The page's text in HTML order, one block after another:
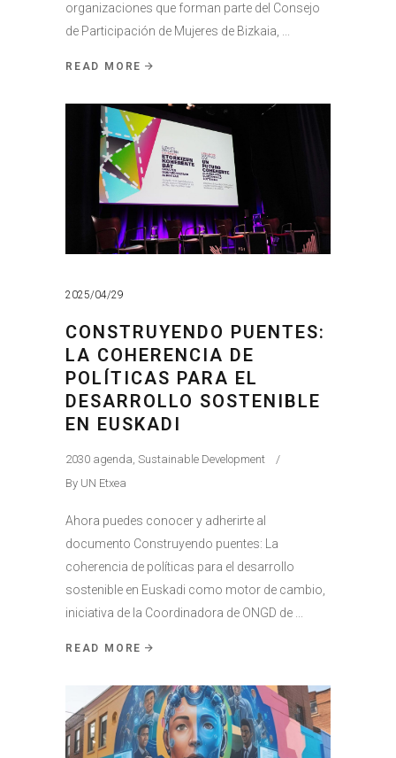
organizaciones que forman parte del Consejo
de Participación de Mujeres de Bizkaia,
READ MORE
2025/04/29
CONSTRUYENDO PUENTES:
LA COHERENCIA DE
POLÍTICAS PARA EL
DESARROLLO SOSTENIBLE
EN EUSKADI
2030 agenda, Sustainable Development
By UN Etxea
Ahora puedes conocer y adherirte al
documento Construyendo puentes: La
coherencia de políticas para el desarrollo
sostenible en Euskadi como motor de cambio,
iniciativa de la Coordinadora de ONGD de
READ MORE